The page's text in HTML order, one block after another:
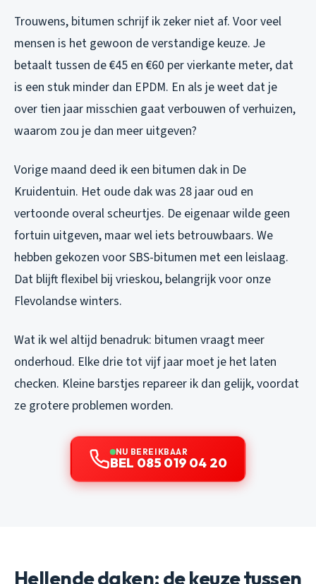
Trouwens, bitumen schrijf ik zeker niet af. Voor veel
mensen is het gewoon de verstandige keuze. Je
betaalt tussen de €45 en €60 per vierkante meter, dat
is een stuk minder dan EPDM. En als je weet dat je
over tien jaar misschien gaat verbouwen of verhuizen,
waarom zou je dan meer uitgeven?
Vorige maand deed ik een bitumen dak in De
Kruidentuin. Het oude dak was 28 jaar oud en
vertoonde overal scheurtjes. De eigenaar wilde geen
fortuin uitgeven, maar wel iets betrouwbaars. We
hebben gekozen voor SBS-bitumen met een leislaag.
Dat blijft flexibel bij vrieskou, belangrijk voor onze
Flevolandse winters.
Wat ik wel altijd benadruk: bitumen vraagt meer
onderhoud. Elke drie tot vijf jaar moet je het laten
checken. Kleine barstjes repareer ik dan gelijk, voordat
ze grotere problemen worden.
NU BEREIKBAAR
BEL 085 019 04 20
Hellende daken: de keuze tussen